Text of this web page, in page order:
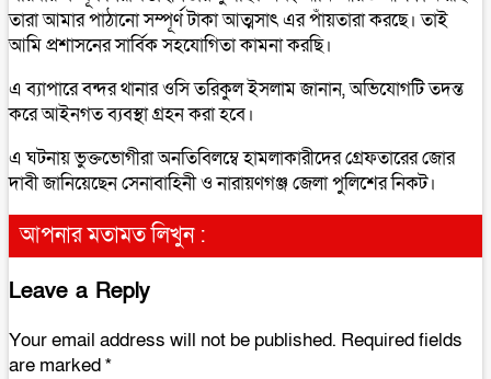
তারা আমার পাঠানো সম্পূর্ণ টাকা আত্মসাৎ এর পাঁয়তারা করছে। তাই
আমি প্রশাসনের সার্বিক সহযোগিতা কামনা করছি।
এ ব্যাপারে বন্দর থানার ওসি তরিকুল ইসলাম জানান, অভিযোগটি তদন্ত
করে আইনগত ব্যবস্থা গ্রহন করা হবে।
এ ঘটনায় ভুক্তভোগীরা অনতিবিলম্বে হামলাকারীদের গ্রেফতারের জোর
দাবী জানিয়েছেন সেনাবাহিনী ও নারায়ণগঞ্জ জেলা পুলিশের নিকট।
আপনার মতামত লিখুন :
Leave a Reply
Your email address will not be published. Required fields
are marked*